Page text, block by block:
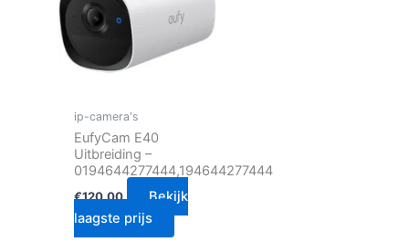
ip-camera's
EufyCam E40
Uitbreiding –
0194644277444,194644277444
€120.00
Bekijk
laagste prijs